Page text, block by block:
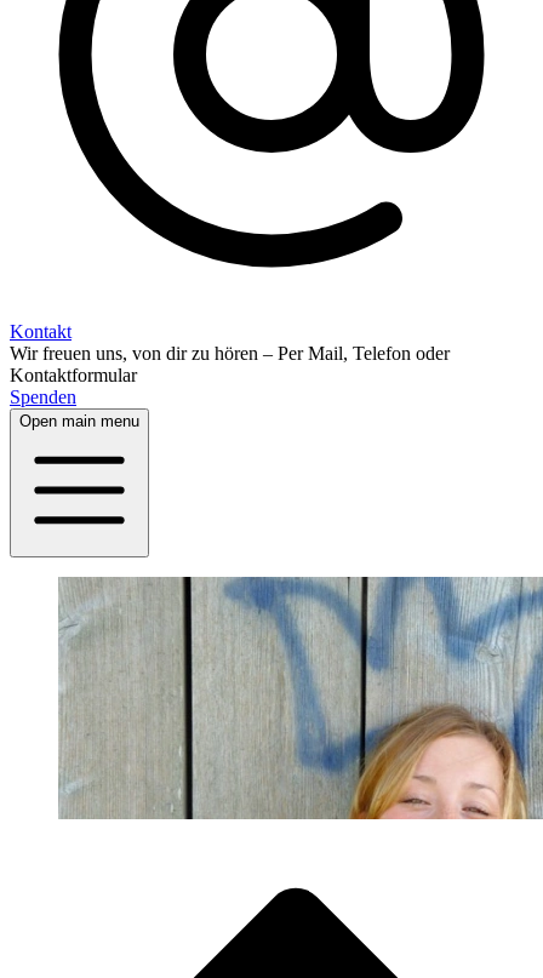
Kontakt
Wir freuen uns, von dir zu hören – Per Mail, Telefon oder
Kontaktformular
Spenden
Open main menu